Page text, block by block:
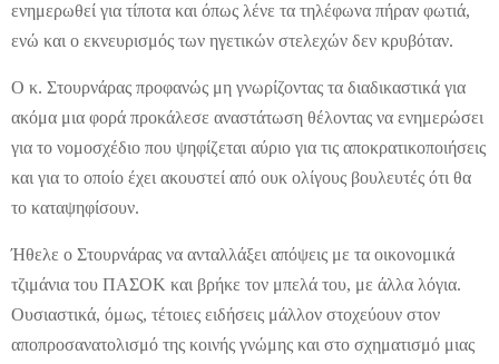
ενημερωθεί για τίποτα και όπως λένε τα τηλέφωνα πήραν φωτιά,
ενώ και ο εκνευρισμός των ηγετικών στελεχών δεν κρυβόταν.
Ο κ. Στουρνάρας προφανώς μη γνωρίζοντας τα διαδικαστικά για
ακόμα μια φορά προκάλεσε αναστάτωση θέλοντας να ενημερώσει
για το νομοσχέδιο που ψηφίζεται αύριο για τις αποκρατικοποιήσεις
και για το οποίο έχει ακουστεί από ουκ ολίγους βουλευτές ότι θα
το καταψηφίσουν.
Ήθελε ο Στουρνάρας να ανταλλάξει απόψεις με τα οικονομικά
τζιμάνια του ΠΑΣΟΚ και βρήκε τον μπελά του, με άλλα λόγια.
Ουσιαστικά, όμως, τέτοιες ειδήσεις μάλλον στοχεύουν στον
αποπροσανατολισμό της κοινής γνώμης και στο σχηματισμό μιας